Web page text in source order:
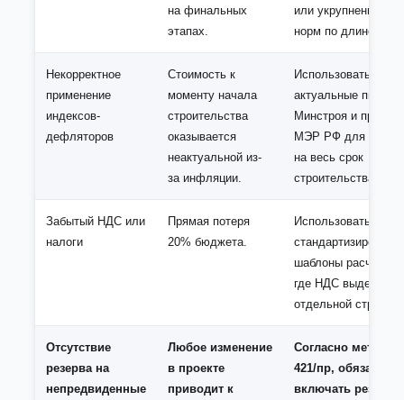
на финальных
этапах.
или укрупненных
норм по длине
Некорректное
применение
индексов-
дефляторов
Стоимость к
моменту начала
строительства
оказывается
неактуальной из-
за инфляции.
Использовать
актуальные письма
Минстроя и
МЭР РФ для
на весь срок
строительства.
Забытый НДС или
налоги
Прямая потеря
20% бюджета.
Использовать
шаблоны расчетов,
где НДС выделен
отдельной строкой.
Отсутствие
резерва на
непредвиденные
Любое изменение
в проекте
приводит к
Согласно
421/пр,
включать резерв